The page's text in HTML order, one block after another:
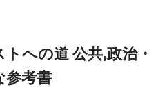
トへの道 公共,政治・
参考書